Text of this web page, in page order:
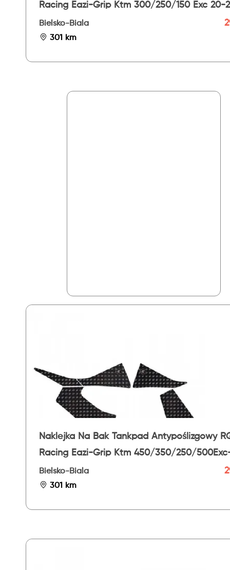
Racing Eazi-Grip Ktm 300/250/150 Exc 20-
Evo
Bielsko-Biala
301 km
Naklejka Na Bak Tankpad Antypoślizgowy
Racing Eazi-Grip Ktm 450/350/250/
20- 23 - Evo
Bielsko-Biala
301 km